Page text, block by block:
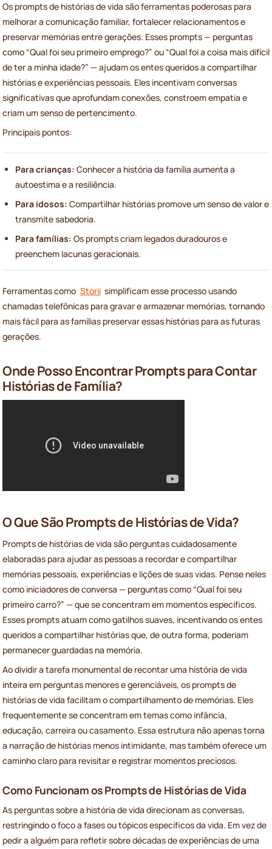
Os prompts de histórias de vida são ferramentas poderosas para
melhorar a comunicação familiar, fortalecer relacionamentos e
preservar memórias entre gerações. Esses prompts — perguntas
como “Qual foi seu primeiro emprego?” ou “Qual foi a coisa mais difícil
de ter a minha idade?” — ajudam os entes queridos a compartilhar
histórias e experiências pessoais. Eles incentivam conversas
significativas que aprofundam conexões, constroem empatia e
criam um senso de pertencimento.
Principais pontos:
Para crianças: Conhecer a história da família aumenta a
autoestima e a resiliência.
Para idosos: Compartilhar histórias promove um senso de valor e
transmite sabedoria.
Para famílias: Os prompts criam legados duradouros e
preenchem lacunas geracionais.
Ferramentas como Storii simplificam esse processo usando
chamadas telefônicas para gravar e armazenar memórias, tornando
mais fácil para as famílias preservar essas histórias para as futuras
gerações.
Onde Posso Encontrar Prompts para Contar
Histórias de Família?
O Que São Prompts de Histórias de Vida?
Prompts de histórias de vida são perguntas cuidadosamente
elaboradas para ajudar as pessoas a recordar e compartilhar
memórias pessoais, experiências e lições de suas vidas. Pense neles
como iniciadores de conversa — perguntas como “Qual foi seu
primeiro carro?” — que se concentram em momentos específicos.
Esses prompts atuam como gatilhos suaves, incentivando os entes
queridos a compartilhar histórias que, de outra forma, poderiam
permanecer guardadas na memória.
Ao dividir a tarefa monumental de recontar uma história de vida
inteira em perguntas menores e gerenciáveis, os prompts de
histórias de vida facilitam o compartilhamento de memórias. Eles
frequentemente se concentram em temas como infância,
educação, carreira ou casamento. Essa estrutura não apenas torna
a narração de histórias menos intimidante, mas também oferece um
caminho claro para revisitar e registrar momentos preciosos.
Como Funcionam os Prompts de Histórias de Vida
As perguntas sobre a história de vida direcionam as conversas,
restringindo o foco a fases ou tópicos específicos da vida. Em vez de
pedir a alguém para refletir sobre décadas de experiências de uma